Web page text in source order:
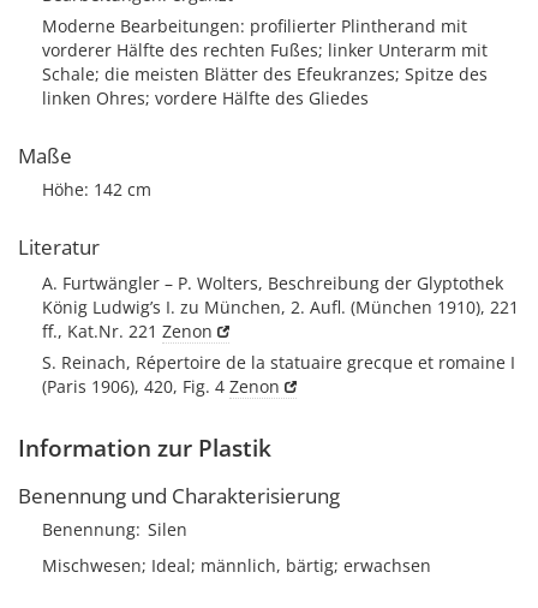
Moderne Bearbeitungen: profilierter Plintherand mit
vorderer Hälfte des rechten Fußes; linker Unterarm mit
Schale; die meisten Blätter des Efeukranzes; Spitze des
linken Ohres; vordere Hälfte des Gliedes
Maße
Höhe: 142 cm
Literatur
A. Furtwängler – P. Wolters, Beschreibung der Glyptothek
König Ludwig’s I. zu München, 2. Aufl. (München 1910), 221
ff., Kat.Nr. 221 Zenon
S. Reinach, Répertoire de la statuaire grecque et romaine I
(Paris 1906), 420, Fig. 4 Zenon
Information zur Plastik
Benennung und Charakterisierung
Benennung Silen
Mischwesen; Ideal; männlich, bärtig; erwachsen